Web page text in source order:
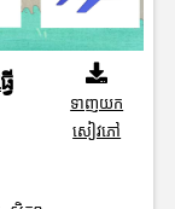
ទាញយក
សៀវភៅ